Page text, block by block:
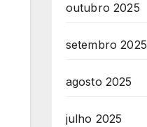
outubro 2025
setembro 2025
agosto 2025
julho 2025